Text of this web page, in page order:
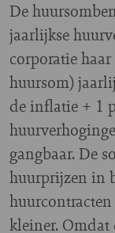
De
jaarlijkse
corporatie
huursom)
de inflatie + 1
gangbaar. De
huurprijzen in
kleiner.